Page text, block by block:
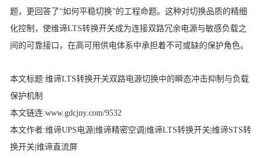
题，更回答了“如何平稳切换”的工程命题。这种对切换品质的精细
化控制，使维谛LTS转换开关成为连接双路冗余电源与敏感负载之
间的可靠接口，在高可用供电体系中承担着不可或缺的保护角色。
本文标题:维谛LTS转换开关双路电源切换中的瞬态冲击抑制与负载
保护机制
本文链连:www.gdcjny.com/9532
本文作者:维谛UPS电源 维谛精密空调 维谛LTS转换开关 维谛STS转
换开关 维谛直流屏